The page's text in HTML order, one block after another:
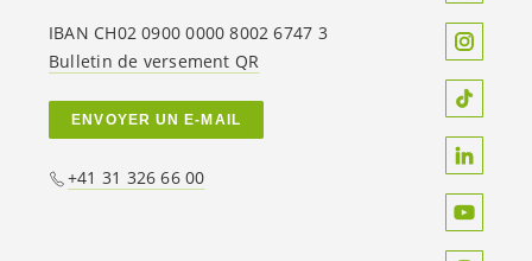
IBAN CH02 0900 0000 8002 6747 3
Bulletin de versement QR
ENVOYER UN E-MAIL
+41 31 326 66 00